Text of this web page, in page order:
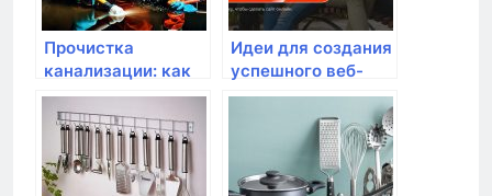
Прочистка
канализации: как
поддерживать
систему в хорошем
состоянии
Идеи для создания
успешного веб-
сайта: шаблоны
для любого
бизнеса